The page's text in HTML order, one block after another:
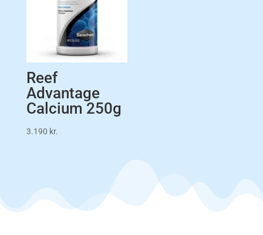
Reef
Advantage
Calcium 250g
3.190 kr.